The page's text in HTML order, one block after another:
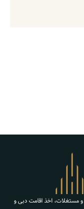
مستغلات، اخذ اقامت دبی و